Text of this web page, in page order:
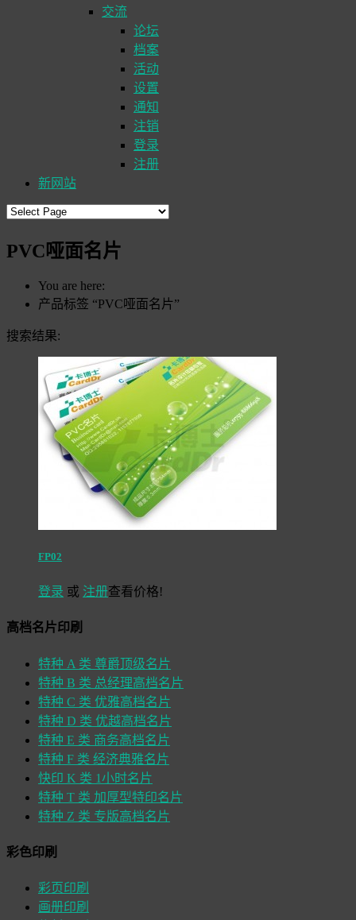
交流
论坛
档案
活动
设置
通知
注销
登录
注册
新网站
PVC哑面名片
You are here:
产品标签 “PVC哑面名片”
搜索结果:
FP02
登录 或 注册查看价格!
高档名片印刷
特种 A 类 尊爵顶级名片
特种 B 类 总经理高档名片
特种 C 类 优雅高档名片
特种 D 类 优越高档名片
特种 E 类 商务高档名片
特种 F 类 经济典雅名片
快印 K 类 1小时名片
特种 T 类 加厚型特印名片
特种 Z 类 专版高档名片
彩色印刷
彩页印刷
画册印刷